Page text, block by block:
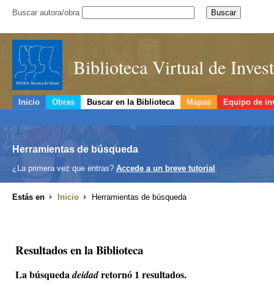
Buscar autora/obra
Biblioteca Virtual de
Inicio Obras Buscar en la Biblioteca Mapas Equipo de
Herramientas de búsqueda
¿La primera vez que entras? Accede a un breve tutorial .
Estás en Inicio Herramientas de búsqueda
Resultados en la Biblioteca
La búsquedadeidadretornó 1 resultados.